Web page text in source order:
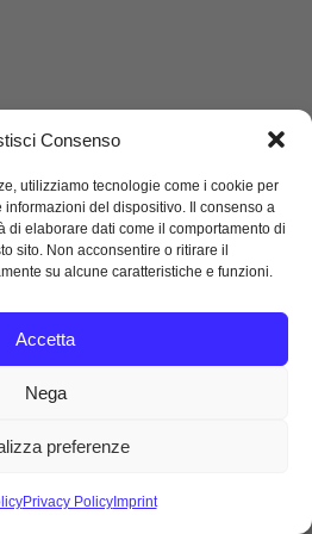
Consenso
utilizziamo tecnologie come i cookie per
del dispositivo. Il consenso a
di elaborare dati come il comportamento di
sito. Non acconsentire o ritirare il
su alcune caratteristiche e funzioni.
Accetta
Nega
preferenze
Privacy PolicyImprint